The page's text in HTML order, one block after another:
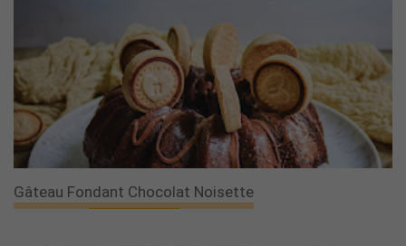
Gâteau Fondant Chocolat Noisette